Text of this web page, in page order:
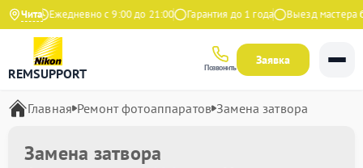
ЧитаЕжедневно с 9:00 до 21:00 Гарантия до 1 года Выезд мастера
REMSUPPORT Позвонить
Заявка
Главная Ремонт фотоаппаратов Замена затвора
Замена затвора